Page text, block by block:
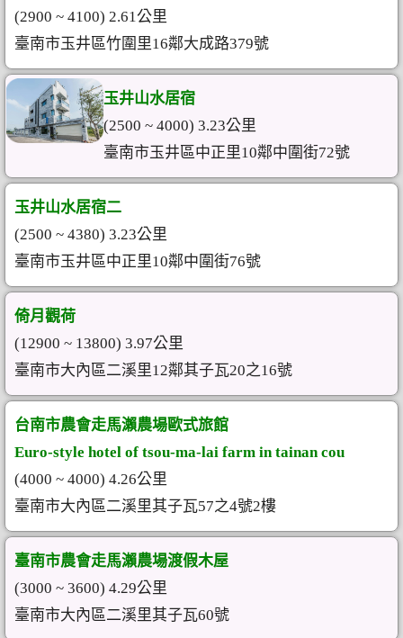
(2900 ~ 4100) 2.61公里
臺南市玉井區竹圍里16鄰大成路379號
玉井山水居宿
(2500 ~ 4000) 3.23公里
臺南市玉井區中正里10鄰中圍街72號
玉井山水居宿二
(2500 ~ 4380) 3.23公里
臺南市玉井區中正里10鄰中圍街76號
倚月觀荷
(12900 ~ 13800) 3.97公里
臺南市大內區二溪里12鄰其子瓦20之16號
台南市農會走馬瀨農場歐式旅館
Euro-style hotel of tsou-ma-lai farm in tainan cou
(4000 ~ 4000) 4.26公里
臺南市大內區二溪里其子瓦57之4號2樓
臺南市農會走馬瀨農場渡假木屋
(3000 ~ 3600) 4.29公里
臺南市大內區二溪里其子瓦60號